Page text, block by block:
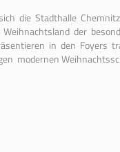
die Stadthalle
der
in den Foyers
modernen